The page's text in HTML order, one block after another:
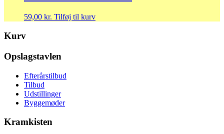
59,00 kr. Tilføj til kurv
Kurv
Opslagstavlen
Efterårstilbud
Tilbud
Udstillinger
Byggemøder
Kramkisten